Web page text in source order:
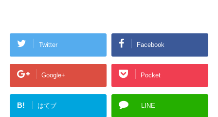
Twitter Facebook
Google+ Pocket
B! はてブ LINE